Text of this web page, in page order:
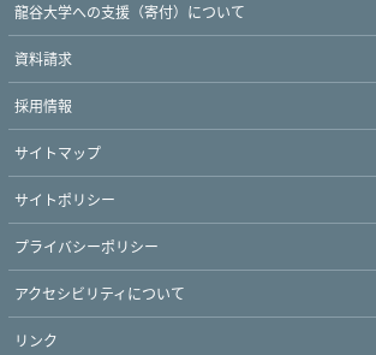
龍谷大学への支援（寄付）について
資料請求
採用情報
サイトマップ
サイトポリシー
プライバシーポリシー
アクセシビリティについて
リンク